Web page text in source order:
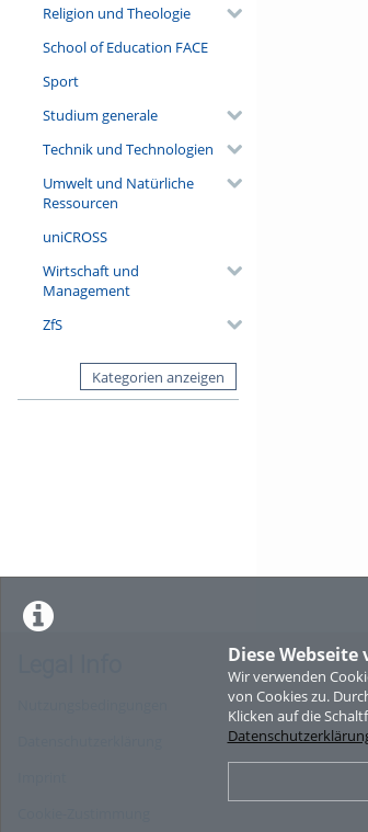
Diese
Wir verwenden
von Cookies zu.
Klicken auf die
Religion und Theologie
School of Education FACE
Sport
Studium generale
Technik und Technologien
Umwelt und Natürliche
Ressourcen
uniCROSS
Wirtschaft und
Management
ZfS
Kategorien anzeigen